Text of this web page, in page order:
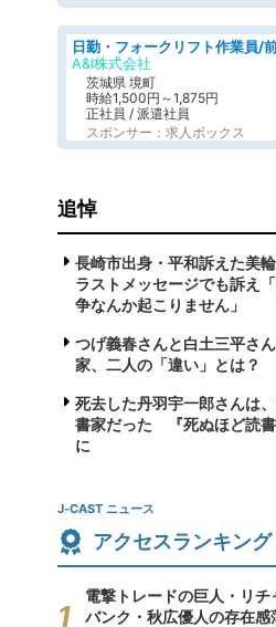
A&I株式会社
茨城県 境町
時給1,500円～1,875円
正社員 / 派遣社員
スポンサー：求人ボックス
追悼
長崎市出身・平和訴えた美
ラストメッセージでも訴え
争なんか起こりません」
つげ義春さんと白土三平さ
家、二人の「違い」とは？
死去した丹羽宇一郎さんは
書家だった 『死ぬほど読
に
J-CAST ニュース
アクセスランキング
電撃トレードの巨人・リチ
バンク・秋広優人の存在感